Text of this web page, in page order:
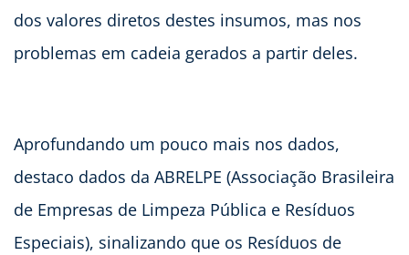
dos valores diretos destes insumos, mas nos
problemas em cadeia gerados a partir deles.
Aprofundando um pouco mais nos dados,
destaco dados da ABRELPE (Associação Brasileira
de Empresas de Limpeza Pública e Resíduos
Especiais), sinalizando que os Resíduos de